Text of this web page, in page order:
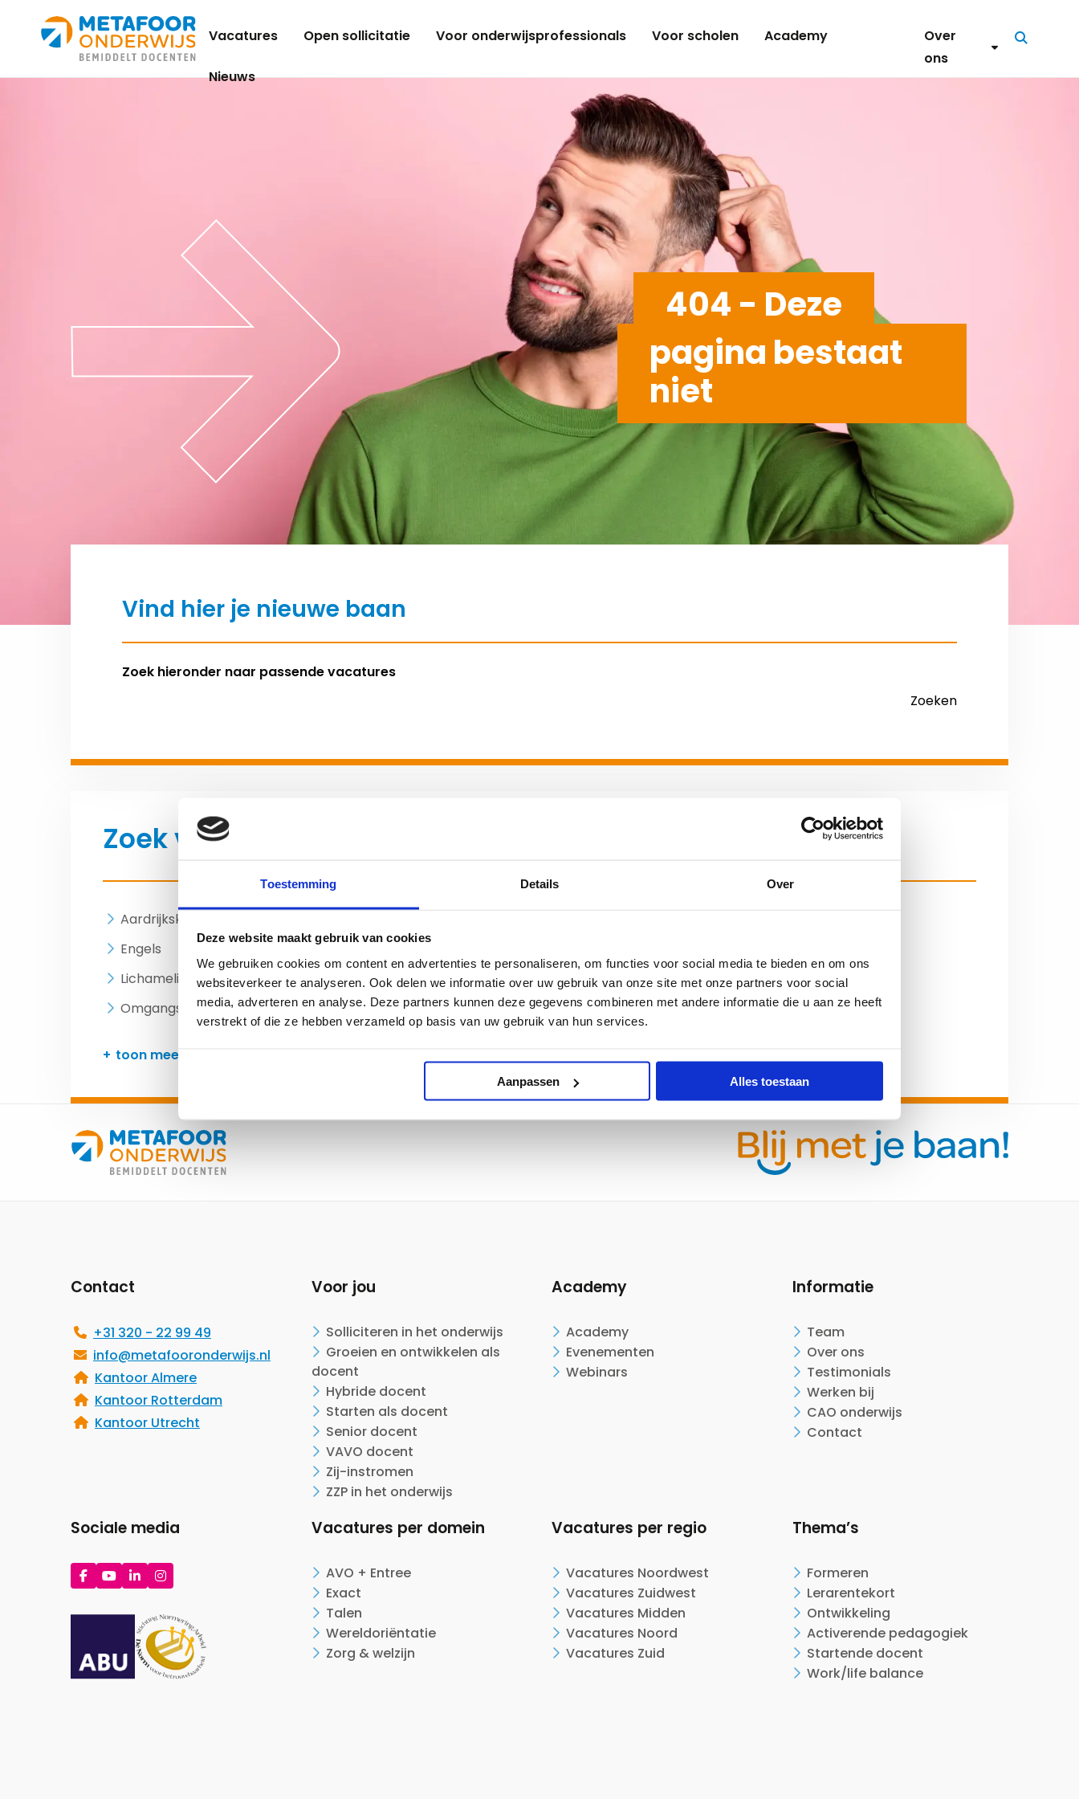
Toestemming Details Over
Deze website maakt gebruik van cookies
We gebruiken cookies om content en advertenties te personaliseren, om functies voor social media te bieden en om ons
websiteverkeer te analyseren. Ook delen we informatie over uw gebruik van onze site met onze partners voor social
media, adverteren en analyse. Deze partners kunnen deze gegevens combineren met andere informatie die u aan ze heeft
verstrekt of die ze hebben verzameld op basis van uw gebruik van hun services.
Aanpassen Alles toestaan
Metafoor
Onderwijs
Vacatures Open sollicitatie Voor onderwijsprofessionals Voor scholen Academy
Nieuws
Over
ons
Zoeken
404 - Deze
pagina bestaat
niet
Vind hier je nieuwe baan
Zoek hieronder naar passende vacatures
Zoeken
Zoek vacatures in jouw vakgebied
Aardrijkskunde
Engels
Lichamelijke opvoeding
Management Natuurkunde
Nederlands
Omgangskunde
Ondersteunend Rekenen Scheikunde
toon meer
Contact
+31 320 - 22 99 49
info@metafooronderwijs.nl
Kantoor Almere
Kantoor Rotterdam
Kantoor Utrecht
Sociale media
Ga
naar
Facebook
Ga
naar
YouTube
Ga
naar
LinkedIn
Ga
naar
Instagram
Voor jou
Solliciteren in het onderwijs
Groeien en ontwikkelen als
docent
Hybride docent
Starten als docent
Senior docent
VAVO docent
Zij-instromen
ZZP in het onderwijs
Vacatures per domein
AVO + Entree
Exact
Talen
Wereldoriëntatie
Zorg & welzijn
Academy
Academy
Evenementen
Webinars
Vacatures per regio
Vacatures Noordwest
Vacatures Zuidwest
Vacatures Midden
Vacatures Noord
Vacatures Zuid
Informatie
Team
Over ons
Testimonials
Werken bij
CAO onderwijs
Contact
Thema’s
Formeren
Lerarentekort
Ontwikkeling
Activerende pedagogiek
Startende docent
Work/life balance